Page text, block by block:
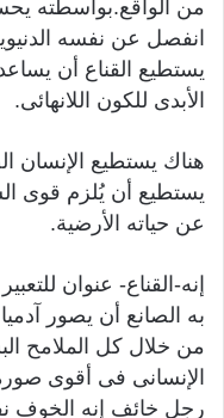
من الواقع.بواسطته
انفصل عن نفسه
يستطيع القناع أن
الأبدى للكون اللانهائى.
هناك يستطيع الإنسان
يستطيع أن يُلزم قوى
عن حياته الأرضية.
إنه-القناع- عنوان
به الصانع أن يصور آدميا
من خلال كل الملامح
الإنسانى فى أقوى
رجل خائف إنه الخوف